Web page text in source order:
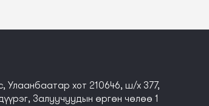
Улаанбаатар хот 210646, ш/х 377,
Залуучуудын өргөн чөлөө 1